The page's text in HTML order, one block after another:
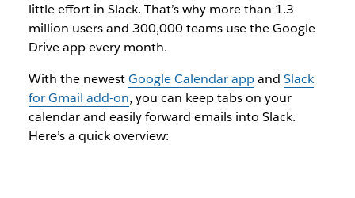
little effort in Slack. That’s why more than 1.3
million users and 300,000 teams use the Google
Drive app every month.
With the newestGoogle Calendar appand Slack
for Gmail add-on, you can keep tabs on your
calendar and easily forward emails into Slack.
Here’s a quick overview: